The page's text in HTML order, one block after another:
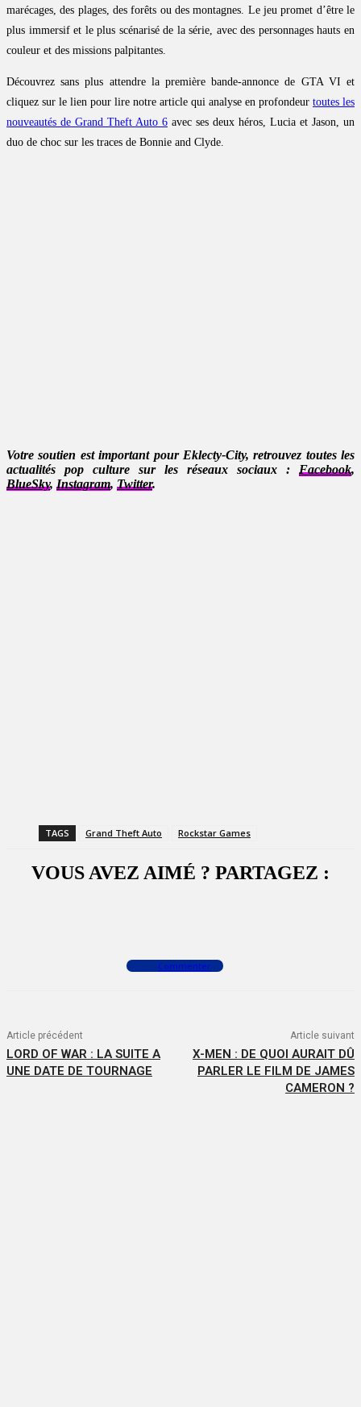
marécages, des plages, des forêts ou des montagnes. Le jeu promet d’être le
plus immersif et le plus scénarisé de la série, avec des personnages hauts en
couleur et des missions palpitantes.
Découvrez sans plus attendre la première bande-annonce de GTA VI et
cliquez sur le lien pour lire notre article qui analyse en profondeur toutes les
nouveautés de Grand Theft Auto 6 avec ses deux héros, Lucia et Jason, un
duo de choc sur les traces de Bonnie and Clyde.
Votre soutien est important pour Eklecty-City, retrouvez toutes les
actualités pop culture sur les réseaux sociaux : Facebook,
BlueSky, Instagram, Twitter.
TAGS Grand Theft Auto Rockstar Games
VOUS AVEZ AIMÉ ? PARTAGEZ :
Commenter
Article précédent
LORD OF WAR : LA SUITE A
UNE DATE DE TOURNAGE
Article suivant
X-MEN : DE QUOI AURAIT DÛ
PARLER LE FILM DE JAMES
CAMERON ?